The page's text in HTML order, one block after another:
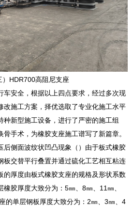
）HDR700高阻尼支座
车安全，根据以上四点要求，经过多次现
改施工方案，择优选取了专业化施工水平
种新型施工设备，进行了严密的施工组
手术，为橡胶支座施工谱写了新篇章。
后侧面波纹状凹凸现象（）由于板式橡胶
板交替平行叠置并通过硫化工艺相互粘连
的厚度由板式橡胶支座的规格及形状系数
胶厚度大致分为：5㎜、8㎜、11㎜、
的单层钢板厚度大致分为：2㎜、3㎜、4